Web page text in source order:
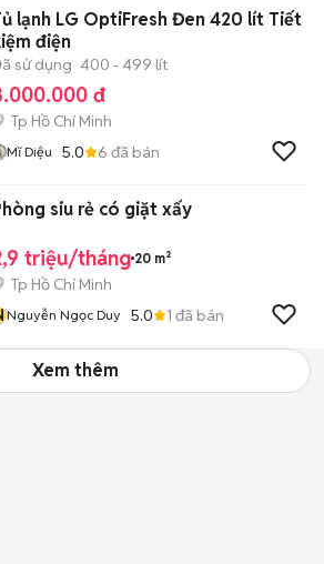
lạnh LG OptiFresh Đen 420 lít Tiết
điện
sử dụng 400 - 499 lít
đ
Tp Hồ Chí Minh
Mĩ Diệu 5.0 6 đã bán
siu rẻ có giặt xấy
triệu/tháng 20 m²
Tp Hồ Chí Minh
Nguyễn Ngọc Duy 5.0 1 đã bán
Xem thêm